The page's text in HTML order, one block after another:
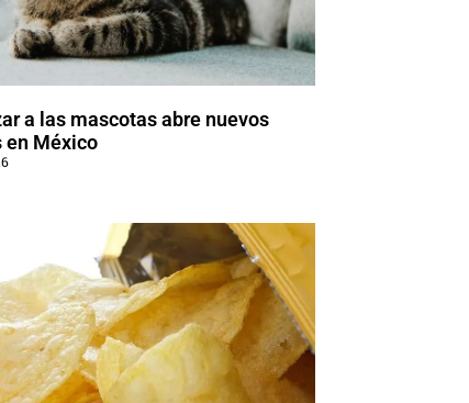
a las mascotas abre nuevos
en México